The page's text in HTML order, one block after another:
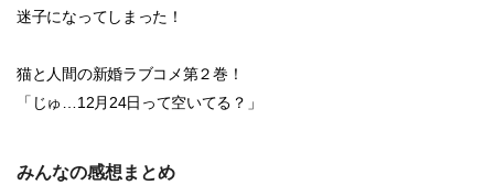
迷子になってしまった！
猫と人間の新婚ラブコメ第２巻！
「じゅ…12月24日って空いてる？」
みんなの感想まとめ